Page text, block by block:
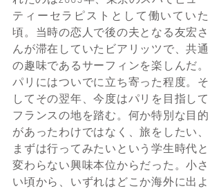
ティーセラピストとして働いていた
頃。当時の恋人で後の夫となる友宏さ
んが滞在していたビアリッツで、共通
の趣味であるサーフィンを楽しんだ。
パリにはついでに立ち寄った程度。そ
してその翌年、今度はパリを目指して
フランスの地を踏む。何か特別な目的
があったわけではなく、旅をしたい、
まずは行ってみたいという学生時代と
変わらない興味本位からだった。小さ
い頃から、いずれはどこか海外に出よ